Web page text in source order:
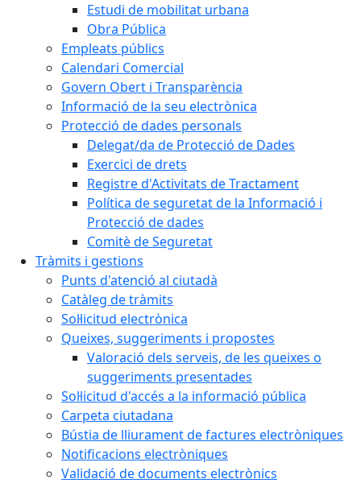
Estudi de mobilitat urbana
Obra Pública
Empleats públics
Calendari Comercial
Govern Obert i Transparència
Informació de la seu electrònica
Protecció de dades personals
Delegat/da de Protecció de Dades
Exercici de drets
Registre d'Activitats de Tractament
Política de seguretat de la Informació i
Protecció de dades
Comitè de Seguretat
Tràmits i gestions
Punts d'atenció al ciutadà
Catàleg de tràmits
Sol·licitud electrònica
Queixes, suggeriments i propostes
Valoració dels serveis, de les queixes o
suggeriments presentades
Sol·licitud d'accés a la informació pública
Carpeta ciutadana
Bústia de lliurament de factures electròniques
Notificacions electròniques
Validació de documents electrònics